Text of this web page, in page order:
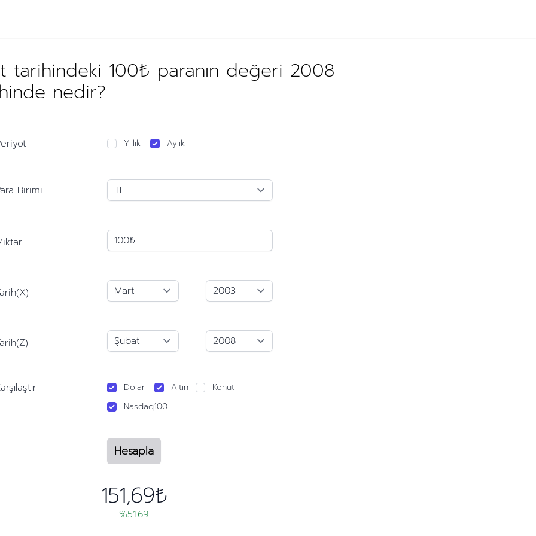
tarihindeki 100₺ paranın değeri 2008
nedir?
Yıllık Aylık
Birimi
Dolar Altın
Konut
Nasdaq100
Hesapla
151,69₺
%51.69